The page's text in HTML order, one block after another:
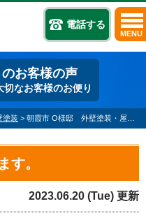
電話する
MENU
お客様の声
なお客様のお便り
塗装 > 朝霞市 O様邸 外壁塗装・屋根塗装
す。
2023.06.20 (Tue) 更新